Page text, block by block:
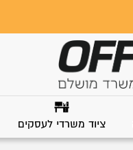
ציוד משרדי לעסקים